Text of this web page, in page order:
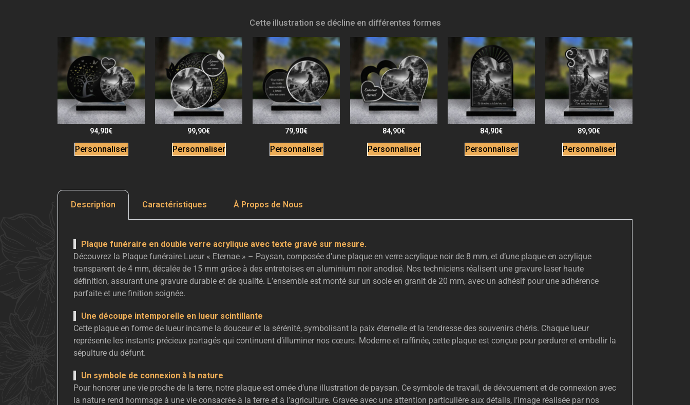
Cette illustration se décline en différentes formes
94,90€
Personnaliser
99,90€
Personnaliser
79,90€
Personnaliser
84,90€
Personnaliser
84,90€
Personnaliser
89,90€
Personnaliser
Description Caractéristiques À Propos de Nous
Plaque funéraire en double verre acrylique avec texte gravé sur mesure.
Découvrez la Plaque funéraire Lueur « Eternae » – Paysan, composée d’une plaque en verre acrylique noir de 8 mm, et d’une plaque en acrylique
transparent de 4 mm, décalée de 15 mm grâce à des entretoises en aluminium noir anodisé. Nos techniciens réalisent une gravure laser haute
définition, assurant une gravure durable et de qualité. L’ensemble est monté sur un socle en granit de 20 mm, avec un adhésif pour une adhérence
parfaite et une finition soignée.
Une découpe intemporelle en lueur scintillante
Cette plaque en forme de lueur incarne la douceur et la sérénité, symbolisant la paix éternelle et la tendresse des souvenirs chéris. Chaque lueur
représente les instants précieux partagés qui continuent d’illuminer nos cœurs. Moderne et raffinée, cette plaque est conçue pour perdurer et embellir la
sépulture du défunt.
Un symbole de connexion à la nature
Pour honorer une vie proche de la terre, notre plaque est ornée d’une illustration de paysan. Ce symbole de travail, de dévouement et de connexion avec
la nature rend hommage à une vie consacrée à la terre et à l’agriculture. Gravée avec une attention particulière aux détails, l’image réalisée par nos